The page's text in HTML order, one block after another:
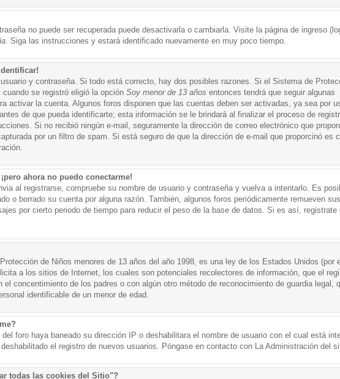
no puede ser recuperada puede desactivarla o cambiarla. Visite la página de ingreso
. Siga las instrucciones y estará identificado nuevamente en muy poco tiempo.
y contraseña. Si todo está correcto, hay dos posibles razones. Si el Sistema de
se registró eligió la opción Soy menor de 13 años entonces tendrá que seguir algunas
activar la cuenta. Algunos foros disponen que las cuentas deben ser activadas, ya sea por
de que pueda identificarte; esta información se le brindará al finalizar el proceso de
Si no recibió ningún e-mail, seguramente la dirección de correo electrónico que
por un filtro de spam. Si está seguro de que la dirección de e-mail que proporcinó es
ahora no puedo conectarme!
al registrarse, compruebe su nombre de usuario y contraseña y vuelva a intentarlo. Es
o borrado su cuenta por alguna razón. También, algunos foros periódicamente remueven sus
por cierto periodo de tiempo para reducir el peso de la base de datos. Si es así, registrate
de Niños menores de 13 años del año 1998, es una ley de los Estados Unidos (por
a los sitios de Internet, los cuales son potenciales recolectores de información, que el
concentimiento de los padres o con algún otro método de reconocimiento de guardia legal,
identificable de un menor de edad.
foro haya baneado su dirección IP o deshabilitara el nombre de usuario con el cual está
el registro de nuevos usuarios. Póngase en contacto con La Administración del
todas las cookies del Sitio"?